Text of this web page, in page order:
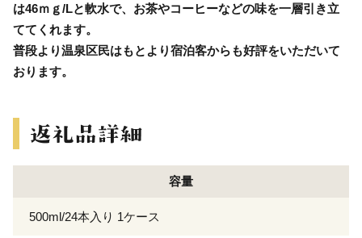
は46ｍｇ/Lと軟水で、お茶やコーヒーなどの味を一層引き立
ててくれます。
普段より温泉区民はもとより宿泊客からも好評をいただいて
おります。
容量
500ml/24本入り 1ケース